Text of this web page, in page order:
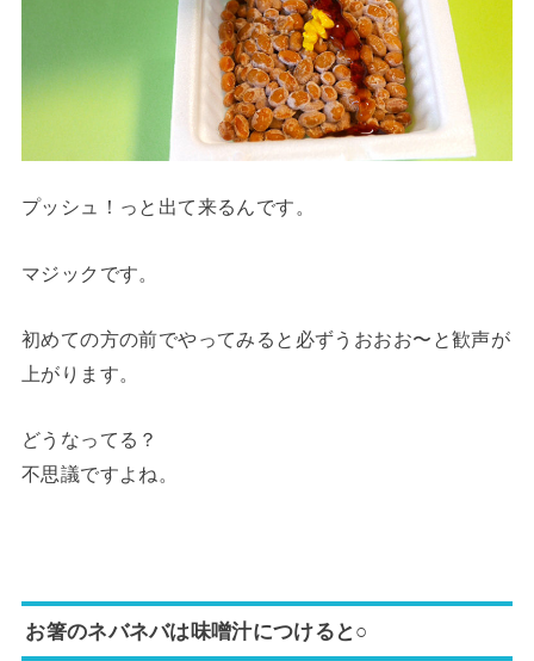
プッシュ！っと出て来るんです。
マジックです。
初めての方の前でやってみると必ずうおおお〜と歓声が
上がります。
どうなってる？
不思議ですよね。
お箸のネバネバは味噌汁につけると○